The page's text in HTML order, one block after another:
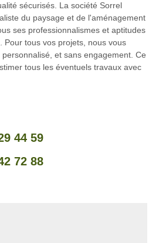
sécurisés. La société Sorrel
du paysage et de l'aménagement
ses professionnalismes et aptitudes
Pour tous vos projets, nous vous
et sans engagement. Ce
tous les éventuels travaux avec
44 59
72 88